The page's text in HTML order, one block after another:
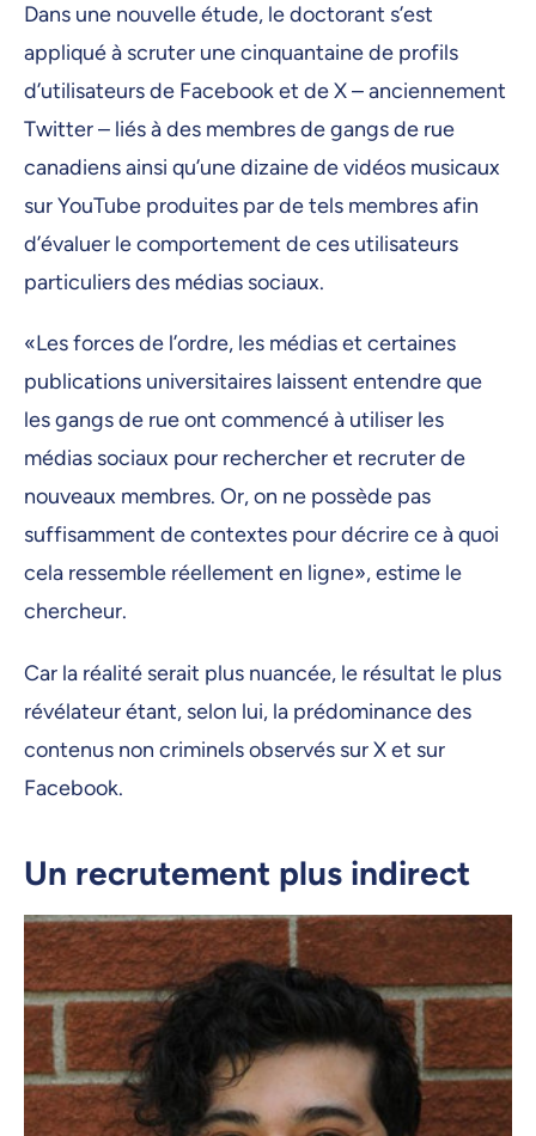
Dans une nouvelle étude, le doctorant s’est
appliqué à scruter une cinquantaine de profils
d’utilisateurs de Facebook et de X – anciennement
Twitter – liés à des membres de gangs de rue
canadiens ainsi qu’une dizaine de vidéos musicaux
sur YouTube produites par de tels membres afin
d’évaluer le comportement de ces utilisateurs
particuliers des médias sociaux.
«Les forces de l’ordre, les médias et certaines
publications universitaires laissent entendre que
les gangs de rue ont commencé à utiliser les
médias sociaux pour rechercher et recruter de
nouveaux membres. Or, on ne possède pas
suffisamment de contextes pour décrire ce à quoi
cela ressemble réellement en ligne», estime le
chercheur.
Car la réalité serait plus nuancée, le résultat le plus
révélateur étant, selon lui, la prédominance des
contenus non criminels observés sur X et sur
Facebook.
Un recrutement plus indirect